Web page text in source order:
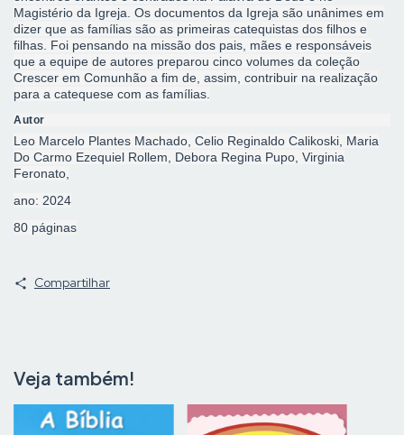
Magistério da Igreja. Os documentos da Igreja são unânimes em
dizer que as famílias são as primeiras catequistas dos filhos e
filhas. Foi pensando na missão dos pais, mães e responsáveis
que a equipe de autores preparou cinco volumes da coleção
Crescer em Comunhão a fim de, assim, contribuir na realização
para a catequese com as famílias.
Autor
Leo Marcelo Plantes Machado, Celio Reginaldo Calikoski, Maria
Do Carmo Ezequiel Rollem, Debora Regina Pupo, Virginia
Feronato,
ano: 2024
80 páginas
Compartilhar
Veja também!